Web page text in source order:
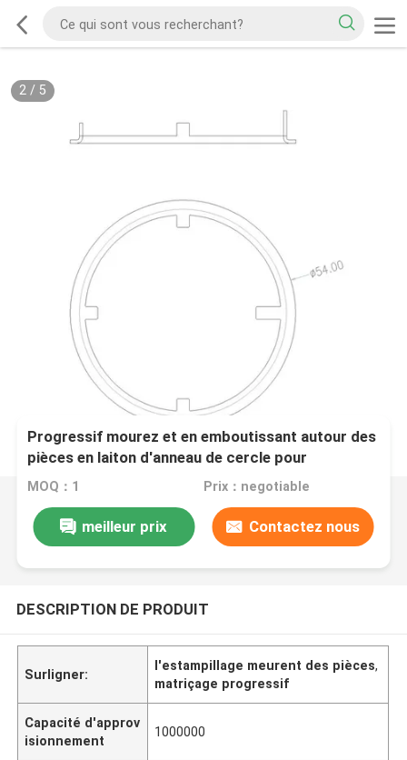
2/ 5
Progressif mourez et en emboutissant autour des
pièces en laiton d'anneau de cercle pour
l'extrémité de enchaînement interne de puissance
MOQ：1 Prix：negotiable
meilleur prix Contactez nous
DESCRIPTION DE PRODUIT
Surligner:
l'estampillage meurent des pièces,
matriçage progressif
Capacité d'approv
isionnement
1000000